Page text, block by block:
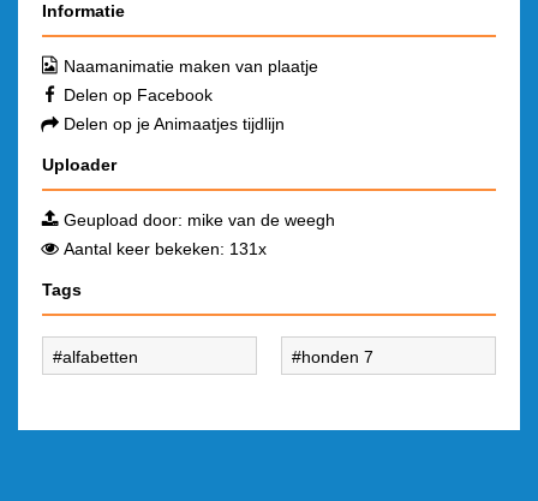
Informatie
Naamanimatie maken van plaatje
Delen op Facebook
Delen op je Animaatjes tijdlijn
Uploader
Geupload door: mike van de weegh
Aantal keer bekeken: 131x
Tags
alfabetten honden 7